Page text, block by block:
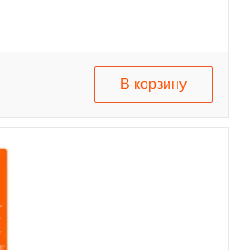
В корзину